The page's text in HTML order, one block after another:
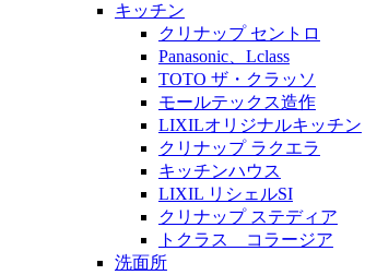
キッチン
クリナップ セントロ
Panasonic、Lclass
TOTO ザ・クラッソ
モールテックス造作
LIXILオリジナルキッチン
クリナップ ラクエラ
キッチンハウス
LIXIL リシェルSI
クリナップ ステディア
トクラス コラージア
洗面所